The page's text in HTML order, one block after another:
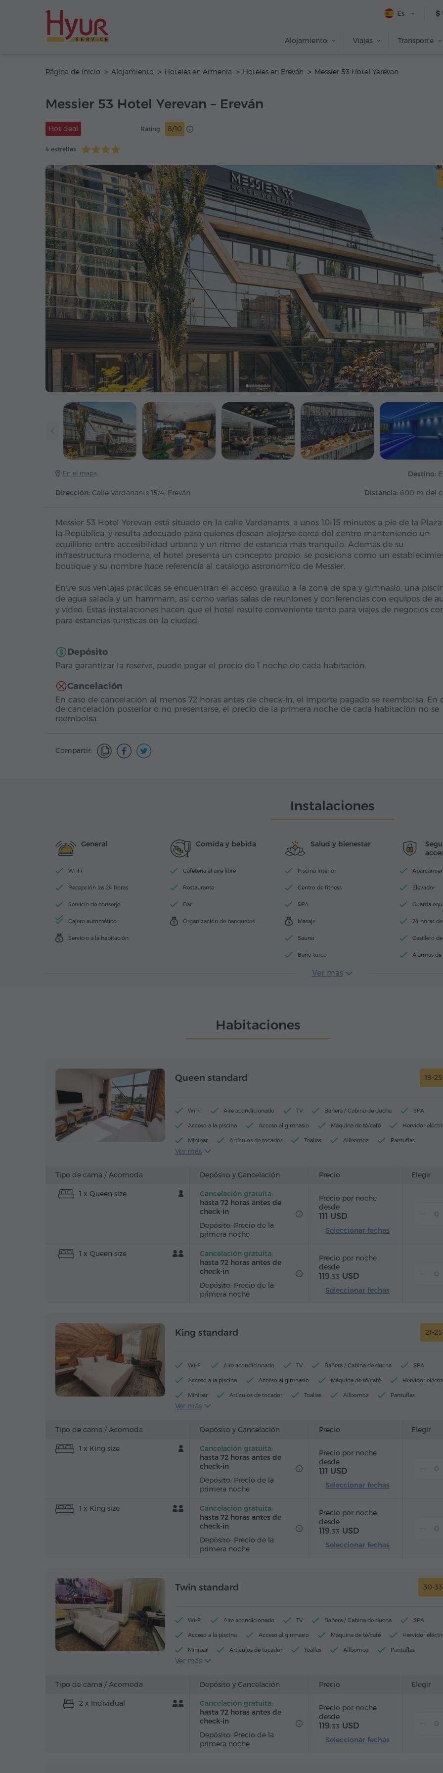
$
Es
Alojamiento Viajes Transporte
Página de inicio Alojamiento Hoteles en Armenia Hoteles en Ereván Messier 53 Hotel Yerevan
Messier 53 Hotel Yerevan – Ereván
Hot deal
4 estrellas
Rating 8/10
En el mapa Destino:
Dirección: Calle Vardanants 15/4, Ereván Distancia: 600 m del
Messier 53 Hotel Yerevan está situado en la calle Vardanants, a unos 10-15 minutos a pie de la
la República, y resulta adecuado para quienes desean alojarse cerca del centro manteniendo un
equilibrio entre accesibilidad urbana y un ritmo de estancia más tranquilo. Además de su
infraestructura moderna, el hotel presenta un concepto propio: se posiciona como un
boutique y su nombre hace referencia al catálogo astronómico de Messier.
Entre sus ventajas prácticas se encuentran el acceso gratuito a la zona de spa y gimnasio, una
de agua salada y un hammam, así como varias salas de reuniones y conferencias con equipos de
y vídeo. Estas instalaciones hacen que el hotel resulte conveniente tanto para viajes de negocios
para estancias turísticas en la ciudad.
Depósito
Para garantizar la reserva, puede pagar el precio de 1 noche de cada habitación.
Cancelación
En caso de cancelación al menos 72 horas antes de check-in, el importe pagado se reembolsa. En
de cancelación posterior o no presentarse, el precio de la primera noche de cada habitación no se
reembolsa.
Compartir:
Instalaciones
General
Wi-Fi
Recepción las 24 horas
Servicio de conserje
Cajero automático
Servicio a la habitación
Comida y bebida
Cafetería al aire libre
Restaurante
Bar
Organización de banquetes
Salud y bienestar
Piscina interior
Centro de fitness
SPA
Masaje
Sauna
Baño turco
Elevador
Guarda
24 horas
Casillero
Alarmas
Ver más
Habitaciones
Queen standard 19-
Wi-Fi Aire acondicionado TV Bañera / Cabina de ducha SPA
Acceso a la piscina Acceso al gimnasio Máquina de té/café Hervidor
Minibar Artículos de tocador Toallas Allbornoz Pantuflas
Secador de pelo
Agua embotellada Té/Café
Ver más
Tipo de cama / Acomoda Depósito y Cancelación Precio Elegir
1 x Queen size
Cancelación gratuita:
hasta 72 horas antes de
check-in
Depósito: Precio de la
primera noche
Precio por noche
desde
111 USD
Seleccionar fechas
1 x Queen size
Cancelación gratuita:
hasta 72 horas antes de
check-in
Depósito: Precio de la
primera noche
Precio por noche
desde
119.33 USD
Seleccionar fechas
King standard 21-
Wi-Fi Aire acondicionado TV Bañera / Cabina de ducha SPA
Acceso a la piscina Acceso al gimnasio Máquina de té/café Hervidor
Minibar Artículos de tocador Toallas Allbornoz Pantuflas
Secador de pelo
Agua embotellada Té/Café
Ver más
Tipo de cama / Acomoda Depósito y Cancelación Precio Elegir
1 x King size
Cancelación gratuita:
hasta 72 horas antes de
check-in
Depósito: Precio de la
primera noche
Precio por noche
desde
111 USD
Seleccionar fechas
1 x King size
Cancelación gratuita:
hasta 72 horas antes de
check-in
Depósito: Precio de la
primera noche
Precio por noche
desde
119.33 USD
Seleccionar fechas
Twin standard 30-
Wi-Fi Aire acondicionado TV Bañera / Cabina de ducha SPA
Acceso a la piscina Acceso al gimnasio Máquina de té/café Hervidor
Minibar Artículos de tocador Toallas Allbornoz Pantuflas
Secador de pelo
Agua embotellada Té/Café
Ver más
Tipo de cama / Acomoda Depósito y Cancelación Precio Elegir
2 x Individual
Cancelación gratuita:
hasta 72 horas antes de
check-in
Depósito: Precio de la
primera noche
Precio por noche
desde
119.33 USD
Seleccionar fechas